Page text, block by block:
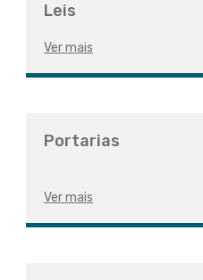
Leis
Ver mais
Portarias
Ver mais